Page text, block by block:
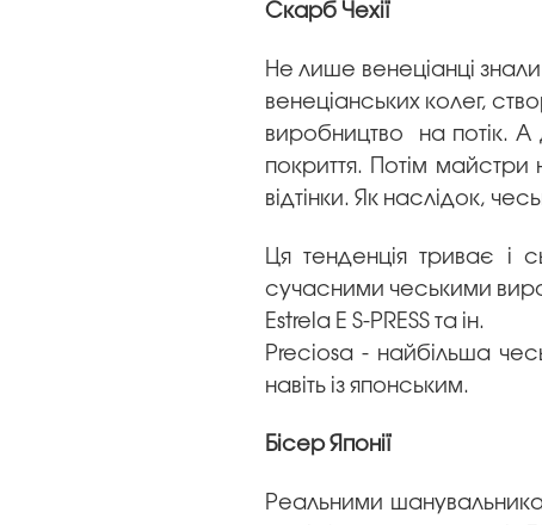
Скарб Чехії
Не лише венеціанці знали
венеціанських колег,
виробництво на потік.
покриття. Потім
відтінки. Як наслідок,
Ця тенденція триває і
сучасними чеськими
Estrela E S-PRESS та ін.
Preciosa - найбільша
навіть із японським.
Бісер Японії
Реальними